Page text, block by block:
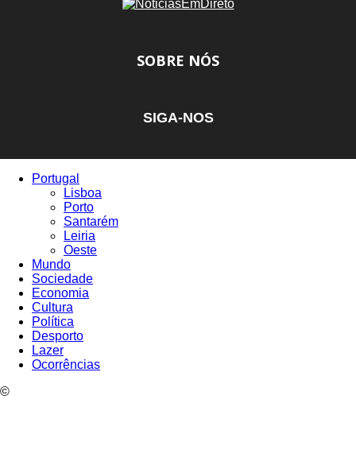
SOBRE NÓS
SIGA-NOS
Portugal
Lisboa
Porto
Santarém
Leiria
Oeste
Mundo
Sociedade
Economia
Cultura
Política
Desporto
Lazer
Ocorrências
©